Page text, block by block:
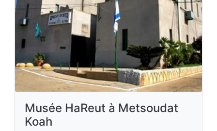
Musée HaReut à Metsoudat
Koah